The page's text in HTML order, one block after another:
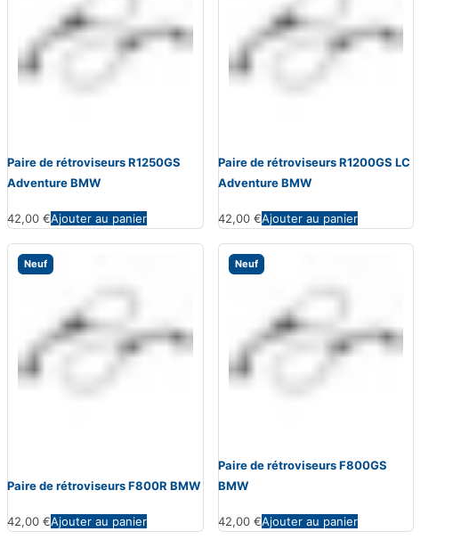
Paire de rétroviseurs R1250GS
Adventure BMW
42,00€Ajouter au panier
Paire de rétroviseurs R1200GS LC
Adventure BMW
42,00 €Ajouter au panier
Neuf
Paire de rétroviseurs F800R BMW
42,00€Ajouter au panier
Neuf
Paire de rétroviseurs F800GS
BMW
42,00 €Ajouter au panier